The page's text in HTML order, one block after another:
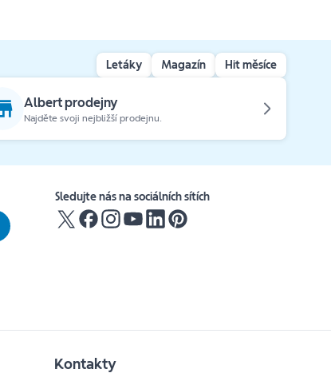
Letáky Magazín Hit měsíce
Albert prodejny
Najděte svoji nejbližší prodejnu.
Sledujte nás na sociálních sítích
Kontakty